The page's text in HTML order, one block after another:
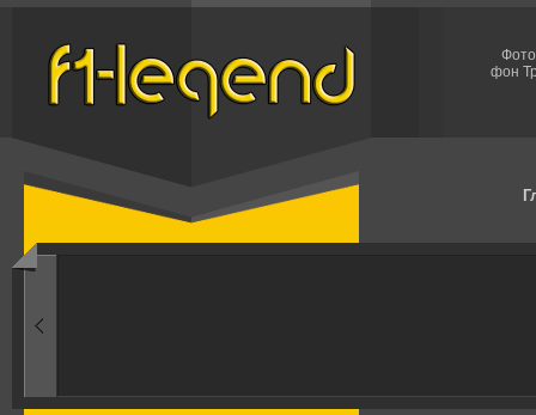
фон
1960-ые